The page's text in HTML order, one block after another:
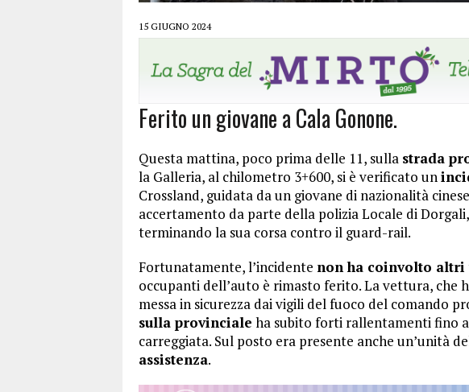
15 GIUGNO 2024
Ferito un giovane a Cala Gonone.
Questa mattina, poco prima delle 11, sulla strada
la Galleria, al chilometro 3+600, si è verificato un
Crossland, guidata da un giovane di nazionalità
accertamento da parte della polizia Locale di
terminando la sua corsa contro il guard-rail.
Fortunatamente, l’incidente non ha coinvolto
occupanti dell’auto è rimasto ferito. La vettura, che
messa in sicurezza dai vigili del fuoco del comando
sulla provinciale ha subito forti rallentamenti fino
carreggiata. Sul posto era presente anche un’unità
assistenza.